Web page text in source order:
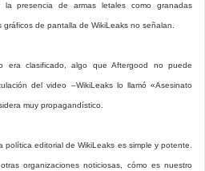
la presencia de armas letales como granadas
de pantalla de WikiLeaks no señalan.
era clasificado, algo que Aftergood no puede
del video –WikiLeaks lo llamó «Asesinato
muy propagandístico.
editorial de WikiLeaks es simple y potente.
organizaciones noticiosas, cómo es nuestro